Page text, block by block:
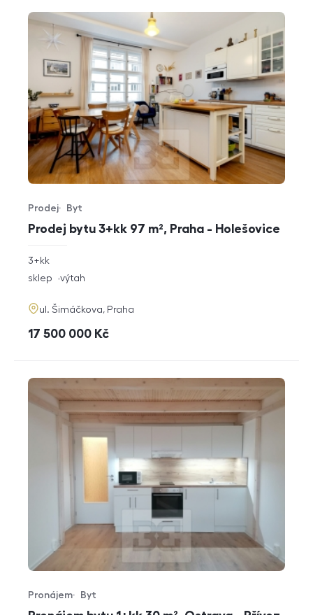
Prodej bytu 3+kk 97 m², Praha - Holešovice
Typ nabídky
Prodej
Typ nemovitosti
Byt
rozměry
dispozice
3+kk
funkce
sklep výtah
adresa
ul. Šimáčkova, Praha
cena
17 500 000 Kč
Typ nabídky
Pronájem
Typ nemovitosti
Byt